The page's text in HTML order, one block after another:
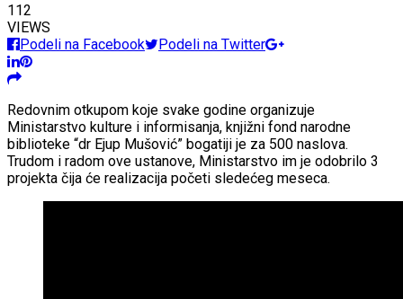
112
VIEWS
Podeli na Facebook
Podeli na Twitter
Redovnim otkupom koje svake godine organizuje
Ministarstvo kulture i informisanja, knjižni fond narodne
biblioteke “dr Ejup Mušović” bogatiji je za 500 naslova.
Trudom i radom ove ustanove, Ministarstvo im je odobrilo 3
projekta čija će realizacija početi sledećeg meseca.